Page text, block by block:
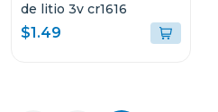
de litio 3v cr1616
$1.49